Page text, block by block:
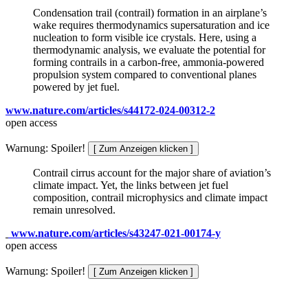
Condensation trail (contrail) formation in an airplane’s
wake requires thermodynamics supersaturation and ice
nucleation to form visible ice crystals. Here, using a
thermodynamic analysis, we evaluate the potential for
forming contrails in a carbon-free, ammonia-powered
propulsion system compared to conventional planes
powered by jet fuel.
www.nature.com/articles/s44172-024-00312-2
open access
Warnung: Spoiler!
Contrail cirrus account for the major share of aviation’s
climate impact. Yet, the links between jet fuel
composition, contrail microphysics and climate impact
remain unresolved.
www.nature.com/articles/s43247-021-00174-y
open access
Warnung: Spoiler!